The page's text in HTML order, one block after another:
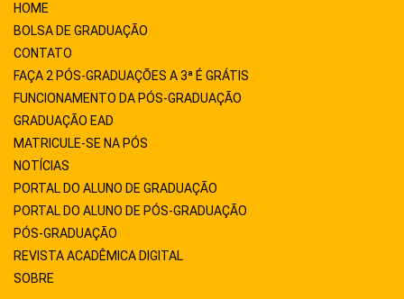
HOME
BOLSA DE GRADUAÇÃO
CONTATO
FAÇA 2 PÓS-GRADUAÇÕES A 3ª É GRÁTIS
FUNCIONAMENTO DA PÓS-GRADUAÇÃO
GRADUAÇÃO EAD
MATRICULE-SE NA PÓS
NOTÍCIAS
PORTAL DO ALUNO DE GRADUAÇÃO
PORTAL DO ALUNO DE PÓS-GRADUAÇÃO
PÓS-GRADUAÇÃO
REVISTA ACADÊMICA DIGITAL
SOBRE